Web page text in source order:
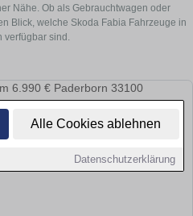
Alle Cookies ablehnen
Datenschutzerklärung
Nähe. Ob als Gebrauchtwagen oder
Blick, welche Skoda Fabia Fahrzeuge in
verfügbar sind.